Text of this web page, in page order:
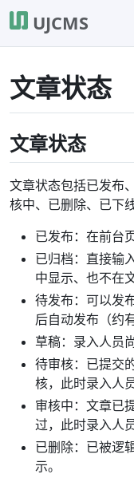
UJCMS
文章状态
文章状态
文章状态包括已发布
核中、已删除、已下
已发布：在前台
已归档：直接输
中显示、也不在
待发布：可以发
后自动发布（约
草稿：录入人员
待审核：已提交
核，此时录入人
审核中：文章已
过，此时录入人
已删除：已被逻
示。